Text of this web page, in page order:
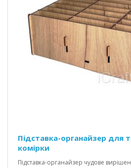
Підставка-органайзер для
комірки
Підставка-органайзер чудове